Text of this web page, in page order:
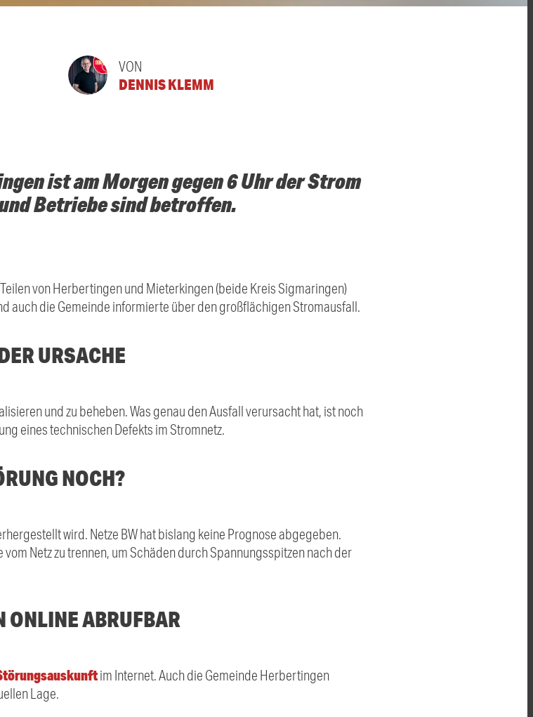
VON
DENNIS KLEMM
ist am Morgen gegen 6 Uhr der Strom
Betriebe sind betroffen.
von Herbertingen und Mieterkingen (beide Kreis Sigmaringen)
auch die Gemeinde informierte über den großflächigen Stromausfall.
URSACHE
und zu beheben. Was genau den Ausfall verursacht hat, ist noch
eines technischen Defekts im Stromnetz.
NOCH?
wird. Netze BW hat bislang keine Prognose abgegeben.
Netz zu trennen, um Schäden durch Spannungsspitzen nach der
ONLINE ABRUFBAR
im Internet. Auch die Gemeinde Herbertingen
Lage.